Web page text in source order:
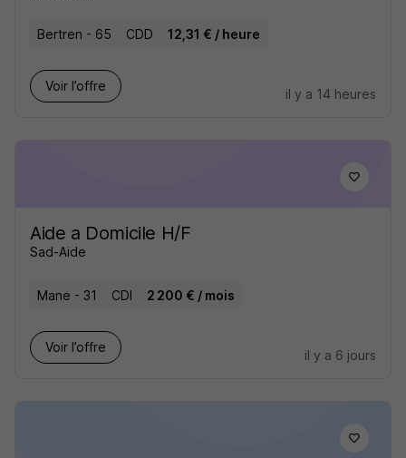
Bertren - 65 CDD 12,31 € / heure
Voir l’offre
il y a 14 heures
Aide a Domicile H/F
Sad-Aide
Mane - 31 CDI 2 200 € / mois
Voir l’offre
il y a 6 jours